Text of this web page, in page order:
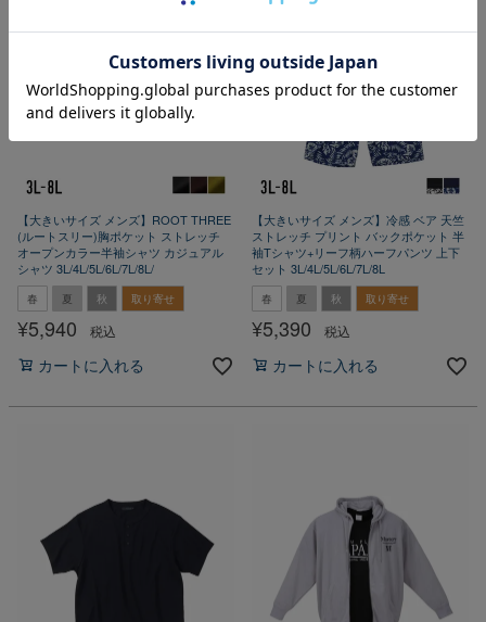
【大きいサイズ メンズ】ROOT THREE
(ルートスリー)胸ポケット ストレッチ
オープンカラー半袖シャツ カジュアル
シャツ 3L/4L/5L/6L/7L/8L/
春 夏 秋 取り寄せ
¥5,940 税込
カートに入れる
【大きいサイズ メンズ】冷感 ベア 天竺
ストレッチ プリント バックポケット 半
袖Tシャツ+リーフ柄ハーフパンツ 上下
セット 3L/4L/5L/6L/7L/8L
春 夏 秋 取り寄せ
¥5,390 税込
カートに入れる